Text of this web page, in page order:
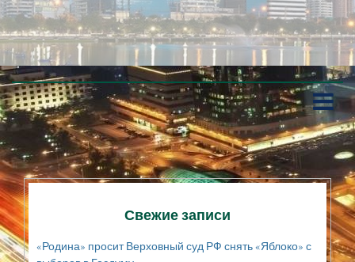
П
е
р
е
й
т
и
с
д
Свежие записи
«Родина» просит Верховный суд РФ снять «Яблоко» с